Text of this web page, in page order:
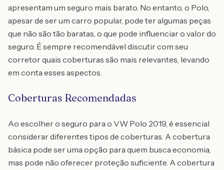
apresentam um seguro mais barato. No entanto, o Polo,
apesar de ser um carro popular, pode ter algumas peças
que não são tão baratas, o que pode influenciar o valor do
seguro. É sempre recomendável discutir com seu
corretor quais coberturas são mais relevantes, levando
em conta esses aspectos.
Coberturas Recomendadas
Ao escolher o seguro para o VW Polo 2019, é essencial
considerar diferentes tipos de coberturas. A cobertura
básica pode ser uma opção para quem busca economia,
mas pode não oferecer proteção suficiente. A cobertura